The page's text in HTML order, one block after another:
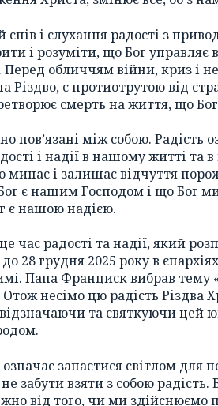
спів і слухання радості з
і розуміти, що Бог
Перед обличчям війни, криз і
Різдво, є протиотрутою від
смерть на життя, що
пов’язані між собою.
і надії в нашому житті та
і залишає відчуття
є нашим Господом і що Бог
є нашою надією.
час радості та надії, який
28 грудня 2025 року в
Папа Франциск вибрав тему
несімо цю радість Різдва
та святкуючи цей
запастися світлом для
забути взяти з собою
від того, чи ми